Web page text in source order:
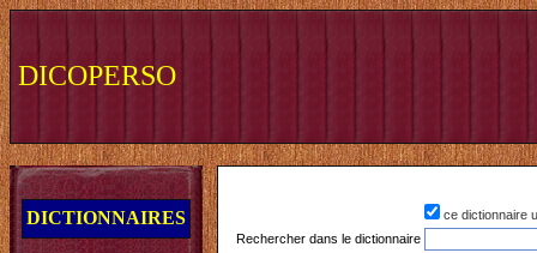
DICOPERSO
DICTIONNAIRES
ce dictionnaire
Rechercher dans le dictionnaire